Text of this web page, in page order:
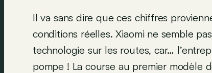
Il va sans dire que ces chiffres
conditions réelles. Xiaomi ne semble
technologie sur les routes, car…
pompe ! La course au premier modèle